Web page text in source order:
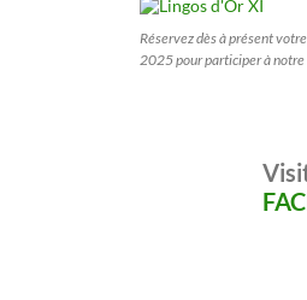
Réservez dès à présent
2025 pour participer à